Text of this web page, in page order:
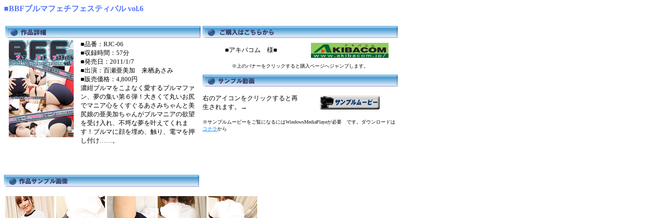
■BBFブルマフェチフェスティバル vol.6
■品番：RJC-06
■収録時間：57分
■発売日：2011/1/7
■出演：百瀬亜美加 来栖あさみ
■販売価格：4,800円
濃紺ブルマをこよなく愛するブルマファ
ン、夢の集い第６弾！大きくて丸いお尻
でマニア心をくすぐるあさみちゃんと美
尻娘の亜美加ちゃんがブルマニアの欲望
を受け入れ、不埒な夢を叶えてくれま
す！ブルマに顔を埋め、触り、電マを押
し付け……。
■アキバコム 様■
※上のバナーをクリックすると購入ページへジャンプします。
右のアイコンをクリックすると再
生されます。→
※サンプルムービーをご覧になるにはWindowsMediaPlayeが必要 です。ダウンロードは
コチラから